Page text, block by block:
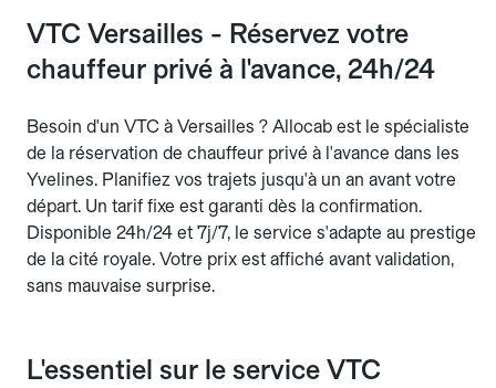
VTC Versailles - Réservez votre
chauffeur privé à l'avance, 24h/24
Besoin d'un VTC à Versailles ? Allocab est le spécialiste
de la réservation de chauffeur privé à l'avance dans les
Yvelines. Planifiez vos trajets jusqu'à un an avant votre
départ. Un tarif fixe est garanti dès la confirmation.
Disponible 24h/24 et 7j/7, le service s'adapte au prestige
de la cité royale. Votre prix est affiché avant validation,
sans mauvaise surprise.
L'essentiel sur le service VTC